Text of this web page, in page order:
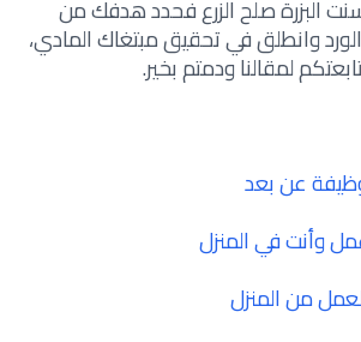
البزرة صلح الزرع فحدد هدفك من
وانطلق في تحقيق مبتغاك المادي،
لمقالنا ودمتم بخير.
وأنت في المنزل
من المنزل